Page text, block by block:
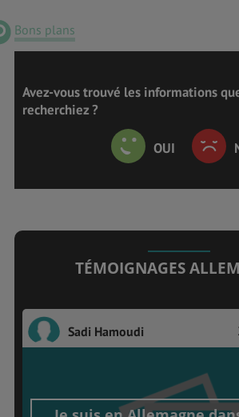
Bons plans
Avez-vous trouvé les informations
recherchiez ?
OUI
TÉMOIGNAGES
Sadi Hamoudi